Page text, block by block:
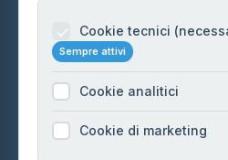
Informazioni legali
Cookie Policy
Preferenze Cookie
Cookie tecnici
Sempre attivi
Cookie analitici
Cookie di marketing